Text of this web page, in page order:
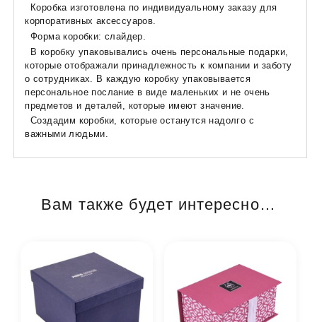
Коробка изготовлена ​​по индивидуальному заказу для
корпоративных аксессуаров.
Форма коробки: слайдер.
В коробку упаковывались очень персональные подарки,
которые отображали принадлежность к компании и заботу
о сотрудниках. В каждую коробку упаковывается
персональное послание в виде маленьких и не очень
предметов и деталей, которые имеют значение.
Создадим коробки, которые останутся надолго с
важными людьми.
Вам также будет интересно…